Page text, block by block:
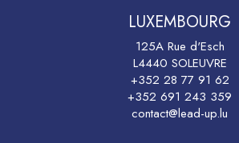
LUXEMBOURG
125A Rue d'Esch
L4440 SOLEUVRE
+352 28 77 91 62
+352 691 243 359
contact@lead-up.lu